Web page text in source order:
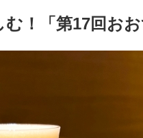
！「第17回お